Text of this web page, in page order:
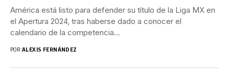
América está listo para defender su título de la Liga MX en
el Apertura 2024, tras haberse dado a conocer el
calendario de la competencia...
POR:ALEXIS FERNÁNDEZ